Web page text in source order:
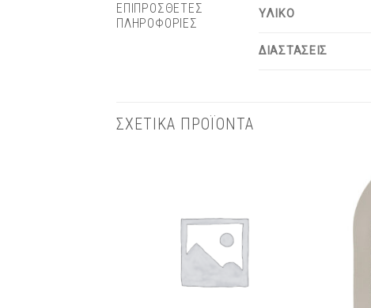
ΕΠΙΠΡΟΣΘΕΤΕΣ
ΠΛΗΡΟΦΟΡΙΕΣ
ΥΛΙΚΟ
ΔΙΑΣΤΑΣΕΙΣ
ΣΧΕΤΙΚΑ ΠΡΟΪΟΝΤΑ